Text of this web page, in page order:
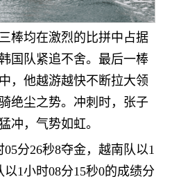
棒均在激烈的比拼中占据
国队紧追不舍。最后一棒
，他越游越快不断拉大领
绝尘之势。冲刺时，张子
冲，气势如虹。
分26秒8夺金，越南队以1
1小时08分15秒0的成绩分